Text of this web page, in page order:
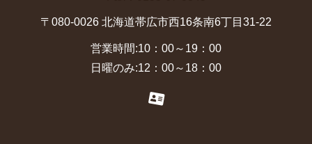
〒080-0026 北海道帯広市西16条南6丁目31-22
営業時間:10：00～19：00
日曜のみ:12：00～18：00